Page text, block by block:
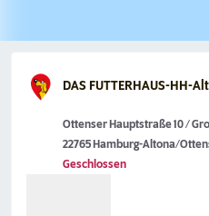
DAS FUTTERHAUS-HH-
Ottenser Hauptstraße 10 /
22765 Hamburg-Altona/
Geschlossen